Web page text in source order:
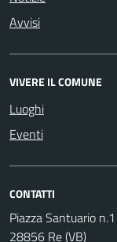
Avvisi
VIVERE IL COMUNE
Luoghi
Eventi
CONTATTI
Piazza Santuario n.1
28856 Re (VB)